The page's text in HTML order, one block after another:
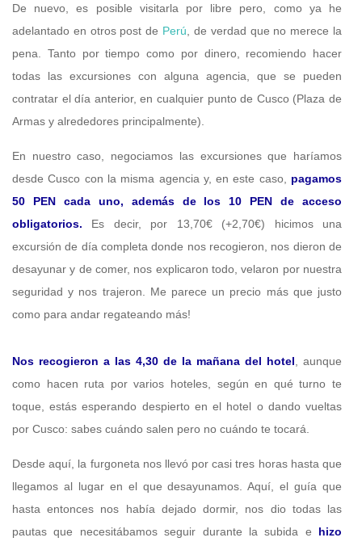
De nuevo, es posible visitarla por libre pero, como ya he
adelantado en otros post de Perú , de verdad que no merece la
pena. Tanto por tiempo como por dinero, recomiendo hacer
todas las excursiones con alguna agencia, que se pueden
contratar el día anterior, en cualquier punto de Cusco (Plaza de
Armas y alrededores principalmente).
En nuestro caso, negociamos las excursiones que haríamos
desde Cusco con la misma agencia y, en este caso, pagamos
50 PEN cada uno, además de los 10 PEN de acceso
obligatorios.
Es decir, por 13,70€ (+2,70€) hicimos una
excursión de día completa donde nos recogieron, nos dieron de
desayunar y de comer, nos explicaron todo, velaron por nuestra
seguridad y nos trajeron. Me parece un precio más que justo
como para andar regateando más!
Nos recogieron a las 4,30 de la mañana del hotel , aunque
como hacen ruta por varios hoteles, según en qué turno te
toque, estás esperando despierto en el hotel o dando vueltas
por Cusco: sabes cuándo salen pero no cuándo te tocará.
Desde aquí, la furgoneta nos llevó por casi tres horas hasta que
llegamos al lugar en el que desayunamos. Aquí, el guía que
hasta entonces nos había dejado dormir, nos dio todas las
pautas que necesitábamos seguir durante la subida e hizo